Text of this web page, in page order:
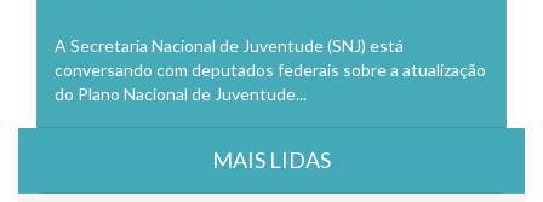
A Secretaria Nacional de Juventude (SNJ) está
conversando com deputados federais sobre a atualização
do Plano Nacional de Juventude...
MAIS LIDAS